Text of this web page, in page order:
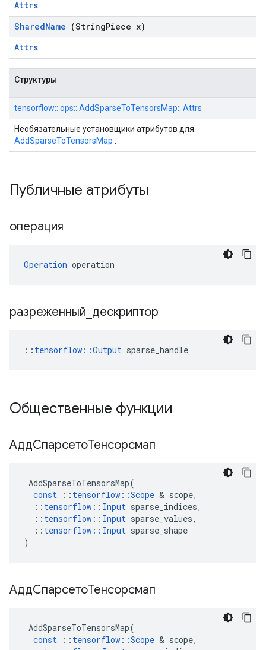
Attrs
SharedName (StringPiece x)
Attrs
Структуры
tensorflow:: ops:: AddSparseToTensorsMap:: Attrs
Необязательные установщики атрибутов для
AddSparseToTensorsMap
Публичные атрибуты
операция
Operation operation
разреженный дескриптор
:: tensorflow::Output sparse_handle
Общественные функции
АддСпарсетоТенсорсмап
AddSparseToTensorsMap(
const
:: tensorflow ::Scope & scope,
:: tensorflow :: Input sparse_indices,
:: tensorflow :: Input sparse_values,
:: tensorflow :: Input sparse_shape
)
АддСпарсетоТенсорсмап
AddSparseToTensorsMap(
const
:: tensorflow ::Scope & scope,